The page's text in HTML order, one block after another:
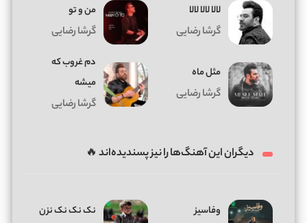
لالا لالا لالا
گرشا رضایی
من و تو
گرشا رضایی
مثل ماه
گرشا رضایی
دم غروب که
میشه
گرشا رضایی
دیگران این آهنگ‌ها را نیز پسندیده‌اند 🔥
وفاسیز نک نک نک نزن